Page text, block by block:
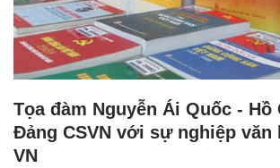
Tọa đàm Nguyễn Ái Quốc - Hồ
Đảng CSVN với sự nghiệp văn
VN